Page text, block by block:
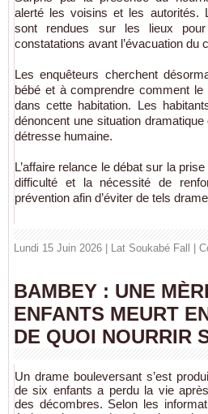
alerté les voisins et les autorités.
sont rendues sur les lieux
constatations avant l’évacuation du
Les enquêteurs cherchent
bébé et à comprendre comment le
dans cette habitation. Les
dénoncent une situation dramatique
détresse humaine.
L’affaire relance le débat sur la
difficulté et la nécessité de
prévention afin d’éviter de tels
Lundi 15 Juin 2026 | Lat Soukabé Fall
BAMBEY : UNE
ENFANTS MEURT
DE QUOI NOURRIR
Un drame bouleversant s’est
de six enfants a perdu la vie
des décombres. Selon les